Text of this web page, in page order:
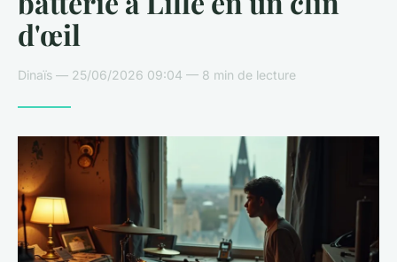
d'œil
Dinaïs — 25/06/2026 09:04 — 8 min de lecture